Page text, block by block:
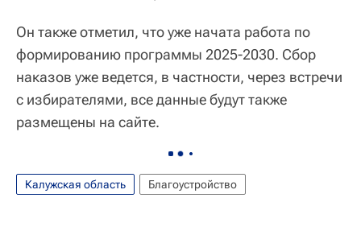
Он также отметил, что уже начата работа по
формированию программы 2025-2030. Сбор
наказов уже ведется, в частности, через встречи
с избирателями, все данные будут также
размещены на сайте.
Калужская область Благоустройство